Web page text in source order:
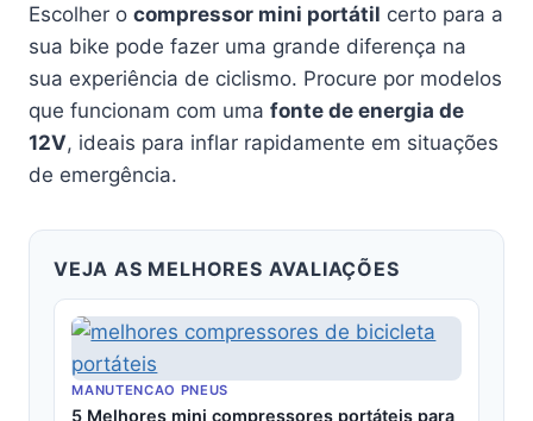
Escolher o compressor mini portátil certo para a
sua bike pode fazer uma grande diferença na
sua experiência de ciclismo. Procure por modelos
que funcionam com uma fonte de energia de
12V, ideais para inflar rapidamente em situações
de emergência.
VEJA AS MELHORES AVALIAÇÕES
MANUTENCAO PNEUS
5 Melhores mini compressores portáteis para